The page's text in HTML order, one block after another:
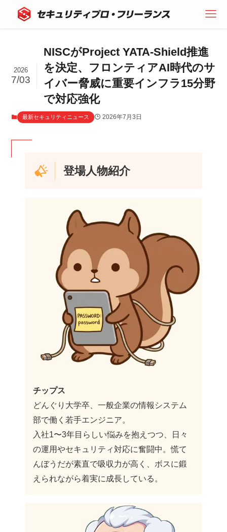
NISCがProject YATA-Shield推進
を決定、フロンティアAI時代のサ
イバー脅威に重要インフラ15分野
で対応強化
2026
7/03
最新セキュリティニュース 2026年7月3日
登場人物紹介
チップス
どんぐり大学卒、一般企業の情報システム
部で働く若手エンジニア。
入社1〜3年目らしい悩みを抱えつつ、日々
の運用やセキュリティ対応に奮闘中。慌て
んぼうだが素直で吸収力が高く、ボスに鍛
えられながら着実に成長している。